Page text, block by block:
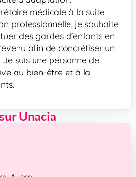
médicale à la suite
professionnelle, je souhaite
des gardes d’enfants en
afin de concrétiser un
suis une personne de
au bien-être et à la
Unacia